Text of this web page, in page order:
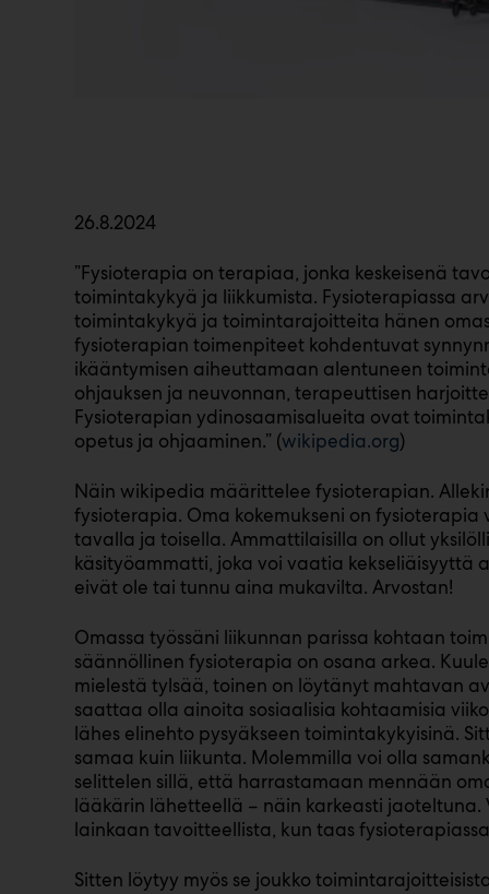
26.8.2024
”Fysioterapia on terapiaa, jonka keskeisenä
toimintakykyä ja liikkumista. Fysioterapiassa
toimintakykyä ja toimintarajoitteita hänen
fysioterapian toimenpiteet kohdentuvat
ikääntymisen aiheuttamaan alentuneen
ohjauksen ja neuvonnan, terapeuttisen
Fysioterapian ydinosaamisalueita ovat
opetus ja ohjaaminen.” (wikipedia.org)
Näin wikipedia määrittelee fysioterapian.
fysioterapia. Oma kokemukseni on
tavalla ja toisella. Ammattilaisilla on ollut
käsityöammatti, joka voi vaatia kekseliäisyyttä
eivät ole tai tunnu aina mukavilta. Arvostan!
Omassa työssäni liikunnan parissa kohtaan
säännöllinen fysioterapia on osana arkea.
mielestä tylsää, toinen on löytänyt mahtavan
saattaa olla ainoita sosiaalisia kohtaamisia
lähes elinehto pysyäkseen toimintakykyisinä.
samaa kuin liikunta. Molemmilla voi olla
selittelen sillä, että harrastamaan mennään
lääkärin lähetteellä – näin karkeasti
lainkaan tavoitteellista, kun taas
Sitten löytyy myös se joukko